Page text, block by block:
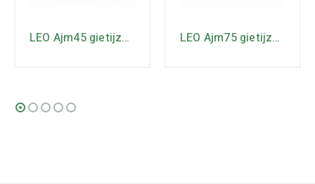
LEO Ajm45 gietijzeren JET-pomp LEO Ajm75 gietijzeren JET-pomp